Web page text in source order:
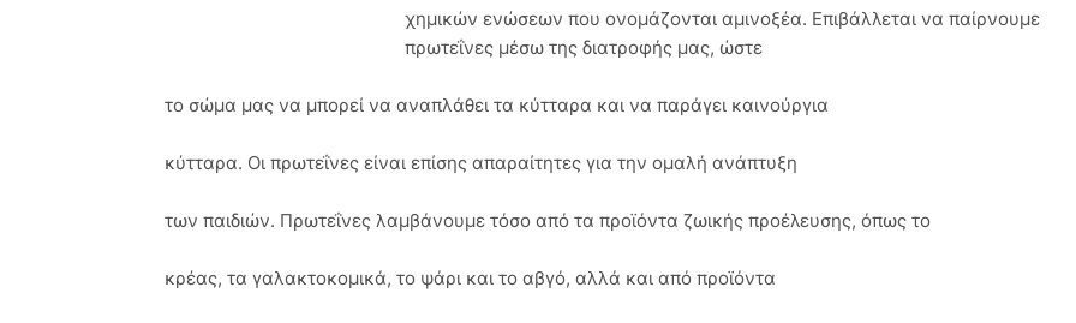
χημικών ενώσεων που ονομάζονται αμινοξέα. Επιβάλλεται να παίρνουμε
πρωτεΐνες μέσω της διατροφής μας, ώστε
το σώμα μας να μπορεί να αναπλάθει τα κύτταρα και να παράγει καινούργια
κύτταρα. Οι πρωτεΐνες είναι επίσης απαραίτητες για την ομαλή ανάπτυξη
των παιδιών. Πρωτεΐνες λαμβάνουμε τόσο από τα προϊόντα ζωικής προέλευσης, όπως το
κρέας, τα γαλακτοκομικά, το ψάρι και το αβγό, αλλά και από προϊόντα